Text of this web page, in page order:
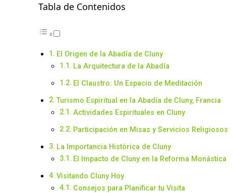
Tabla de Contenidos
El Origen de la Abadía de Cluny
La Arquitectura de la Abadía
El Claustro: Un Espacio de Meditación
Turismo Espiritual en la Abadía de Cluny, Francia
Actividades Espirituales en Cluny
Participación en Misas y Servicios Religiosos
La Importancia Histórica de Cluny
El Impacto de Cluny en la Reforma Monástica
Visitando Cluny Hoy
Consejos para Planificar tu Visita